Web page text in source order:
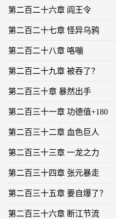
第二百二十六章 阎王令
第二百二十七章 怪异乌鸦
第二百二十八章 咯嘣
第二百二十九章 被吞了？
第二百三十章 暴然出手
第二百三十一章 功德值+180
第二百三十二章 血色巨人
第二百三十三章 一龙之力
第二百三十四章 张元暴走
第二百三十五章 要自爆了？
第二百三十六章 断江节流